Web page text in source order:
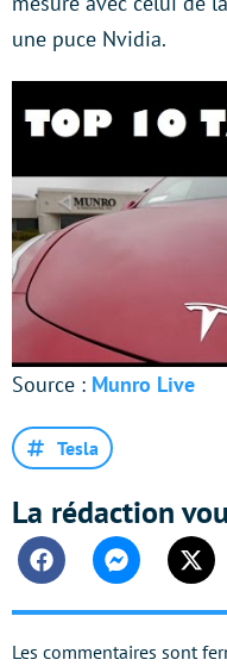
une puce Nvidia.
Source : Munro Live
Tesla
La rédaction
FacebookMessenger
Les commentaires sont